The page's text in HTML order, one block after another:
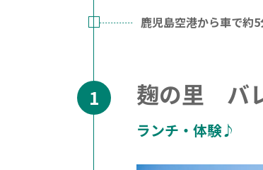
鹿児島空港から車で約
麹の里 バ
ランチ・体験♪